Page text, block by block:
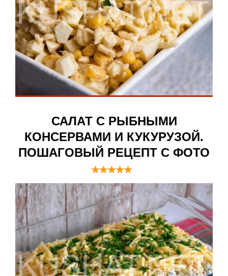
САЛАТ С РЫБНЫМИ
КОНСЕРВАМИ И КУКУРУЗОЙ.
ПОШАГОВЫЙ РЕЦЕПТ С ФОТО